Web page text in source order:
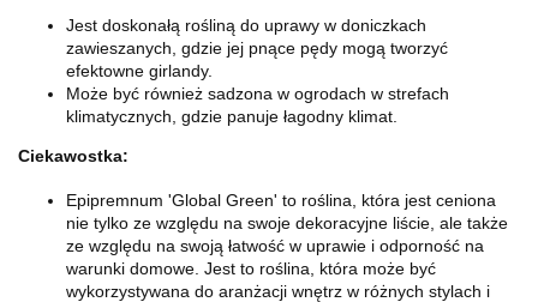
Jest doskonałą rośliną do uprawy w doniczkach
zawieszanych, gdzie jej pnące pędy mogą tworzyć
efektowne girlandy.
Może być również sadzona w ogrodach w strefach
klimatycznych, gdzie panuje łagodny klimat.
Ciekawostka:
Epipremnum 'Global Green' to roślina, która jest ceniona
nie tylko ze względu na swoje dekoracyjne liście, ale także
ze względu na swoją łatwość w uprawie i odporność na
warunki domowe. Jest to roślina, która może być
wykorzystywana do aranżacji wnętrz w różnych stylach i